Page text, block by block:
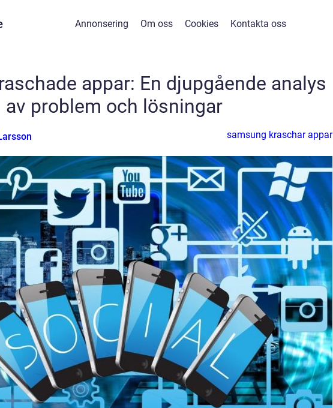
Annonsering Om oss Cookies Kontakta oss
appar: En djupgående analys
av problem och lösningar
samsung kraschar appar